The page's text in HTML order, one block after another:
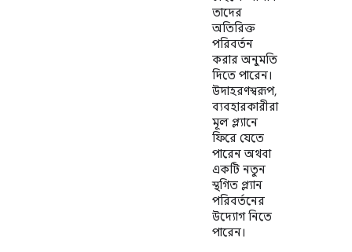
তাদের
অতিরিক্ত
পরিবর্তন
করার অনুমতি
দিতে পারেন।
উদাহরণস্বরূপ,
ব্যবহারকারীরা
মূল প্ল্যানে
ফিরে যেতে
পারেন অথবা
একটি নতুন
স্থগিত প্ল্যান
পরিবর্তনের
উদ্যোগ নিতে
পারেন।